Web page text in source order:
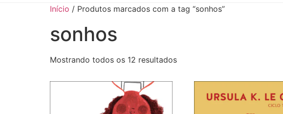
Início / Produtos marcados com a tag “sonhos”
sonhos
Mostrando todos os 12 resultados